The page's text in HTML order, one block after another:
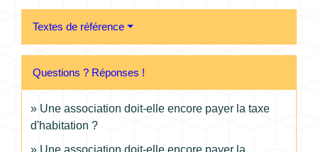
Textes de référence
Questions ? Réponses !
Une association doit-elle encore payer la taxe
d'habitation ?